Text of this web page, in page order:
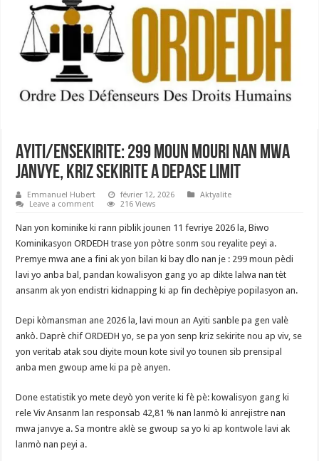
Ayiti/Ensekirite: 299 moun mouri nan mwa
janvye, kriz sekirite a depase limit
Emmanuel Hubert février 12, 2026
Aktyalite
Leave a comment
216 Views
Nan yon kominike ki rann piblik jounen 11 fevriye 2026 la, Biwo
Kominikasyon ORDEDH trase yon pòtre sonm sou reyalite peyi a.
Premye mwa ane a fini ak yon bilan ki bay dlo nan je : 299 moun pèdi
lavi yo anba bal, pandan kowalisyon gang yo ap dikte lalwa nan tèt
ansanm ak yon endistri kidnapping ki ap fin dechèpiye popilasyon an.
​Depi kòmansman ane 2026 la, lavi moun an Ayiti sanble pa gen valè
ankò. Daprè chif ORDEDH yo, se pa yon senp kriz sekirite nou ap viv, se
yon veritab atak sou diyite moun kote sivil yo tounen sib prensipal
anba men gwoup ame ki pa pè anyen.
​Done estatistik yo mete deyò yon verite ki fè pè: kowalisyon gang ki
rele Viv Ansanm lan responsab 42,81 % nan lanmò ki anrejistre nan
mwa janvye a. Sa montre aklè se gwoup sa yo ki ap kontwole lavi ak
lanmò nan peyi a.